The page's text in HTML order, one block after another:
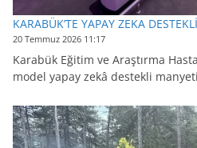
KARABÜK’TE YAPAY ZEKA
20 Temmuz 2026 11:17
Karabük Eğitim ve Araştırma
model yapay zekâ destekli